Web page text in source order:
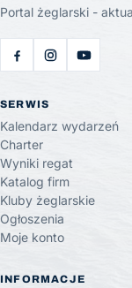
Portal żeglarski -
SERWIS
Kalendarz wydarzeń
Charter
Wyniki regat
Katalog firm
Kluby żeglarskie
Ogłoszenia
Moje konto
INFORMACJE